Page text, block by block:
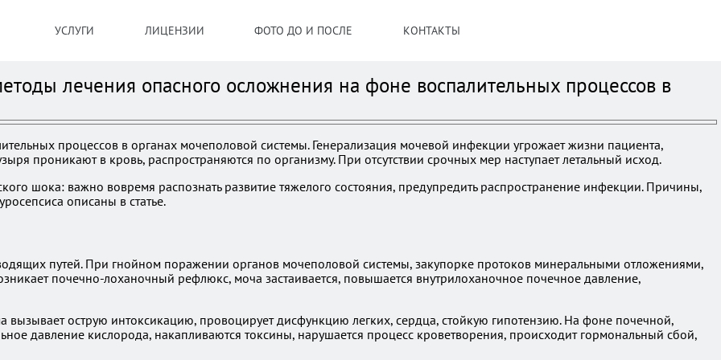
УСЛУГИ ЛИЦЕНЗИИ ФОТО ДО И ПОСЛЕ КОНТАКТЫ
лечения опасного осложнения на фоне воспалительных процессов в
процессов в органах мочеполовой системы. Генерализация мочевой инфекции угрожает жизни пациента,
проникают в кровь, распространяются по организму. При отсутствии срочных мер наступает летальный исход.
шока: важно вовремя распознать развитие тяжелого состояния, предупредить распространение инфекции. Причины,
описаны в статье.
путей. При гнойном поражении органов мочеполовой системы, закупорке протоков минеральными отложениями,
почечно-лоханочный рефлюкс, моча застаивается, повышается внутрилоханочное почечное давление,
острую интоксикацию, провоцирует дисфункцию легких, сердца, стойкую гипотензию. На фоне почечной,
давление кислорода, накапливаются токсины, нарушается процесс кроветворения, происходит гормональный сбой,